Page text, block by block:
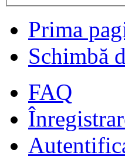
Prima
Schimbă
FAQ